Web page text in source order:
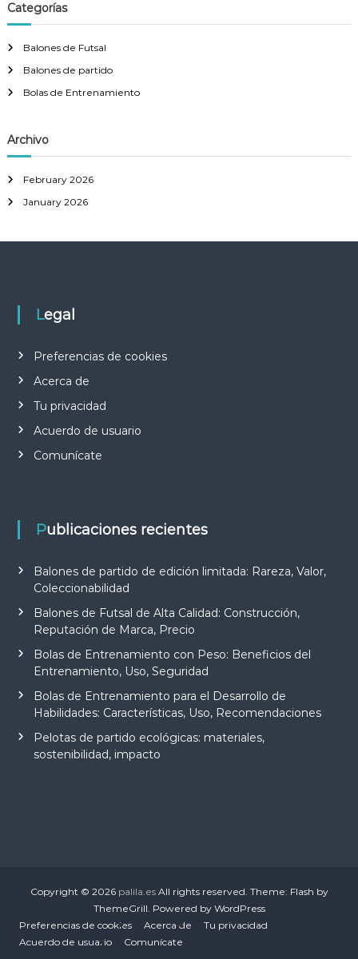
Categorías
Balones de Futsal
Balones de partido
Bolas de Entrenamiento
Archivo
February 2026
January 2026
Legal
Preferencias de cookies
Acerca de
Tu privacidad
Acuerdo de usuario
Comunícate
Publicaciones recientes
Balones de partido de edición limitada: Rareza, Valor,
Coleccionabilidad
Balones de Futsal de Alta Calidad: Construcción,
Reputación de Marca, Precio
Bolas de Entrenamiento con Peso: Beneficios del
Entrenamiento, Uso, Seguridad
Bolas de Entrenamiento para el Desarrollo de
Habilidades: Características, Uso, Recomendaciones
Pelotas de partido ecológicas: materiales,
sostenibilidad, impacto
Copyright © 2026 palila.esAll rights reserved. Theme: Flash by
ThemeGrill. Powered by WordPress
Preferencias de cookies
Acerca de
Tu privacidad
Acuerdo de usuario
Comunícate